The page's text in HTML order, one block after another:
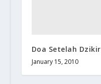
Doa Setelah Dzikir
January 15, 2010